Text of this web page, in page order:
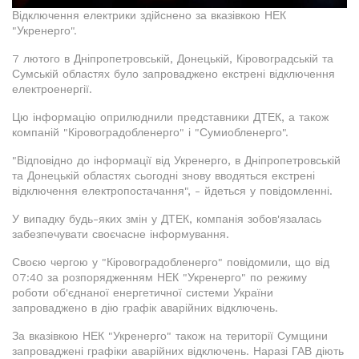
Відключення електрики здійснено за вказівкою НЕК
"Укренерго".
7 лютого в Дніпропетровській, Донецькій, Кіровоградській та
Сумській областях було запроваджено екстрені відключення
електроенергії.
Цю інформацію оприлюднили представники ДТЕК, а також
компаній "Кіровоградобленерго" і "Сумиобленерго".
"Відповідно до інформації від Укренерго, в Дніпропетровській
та Донецькій областях сьогодні знову вводяться екстрені
відключення електропостачання", - йдеться у повідомленні.
У випадку будь-яких змін у ДТЕК, компанія зобов'язалась
забезпечувати своєчасне інформування.
Своєю чергою у "Кіровоградобленерго" повідомили, що від
07:40 за розпорядженням НЕК "Укренерго" по режиму
роботи об'єднаної енергетичної системи України
запроваджено в дію графік аварійних відключень.
За вказівкою НЕК "Укренерго" також на території Сумщини
запроваджені графіки аварійних відключень. Наразі ГАВ діють